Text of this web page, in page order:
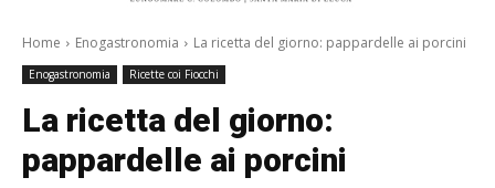
Home Enogastronomia La ricetta del giorno: pappardelle ai porcini
Enogastronomia Ricette coi Fiocchi
La ricetta del giorno:
pappardelle ai porcini